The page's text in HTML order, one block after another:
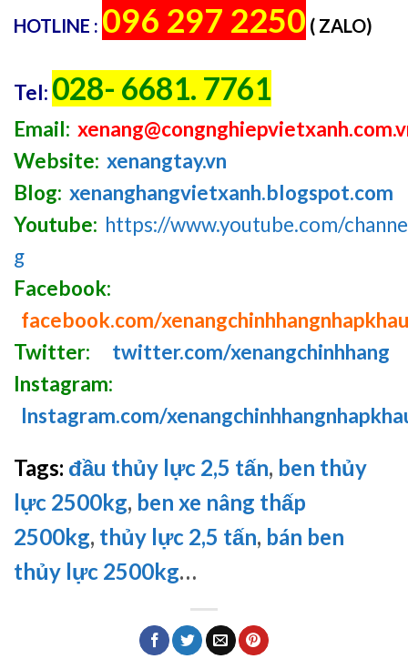
HOTLINE : 096 297 2250 ( ZALO)
Tel: 028- 6681. 7761
Email:
Website: xenangtay.vn
Blog: xenanghangvietxanh.blogspot.com
Youtube: https://www.youtube.com/
g
Facebook:
facebook.com/xenangchinhhangnhapkhau
Twitter:
twitter.com/xenangchinhhang
Instagram:
Instagram.com/
Tags: đầu thủy lực 2,5 tấn, ben thủy
lực 2500kg, ben xe nâng thấp
2500kg, thủy lực 2,5 tấn, bán ben
thủy lực 2500kg…